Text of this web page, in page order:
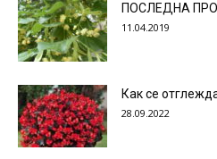
ПОСЛЕДНА
11.04.2019
Как се
28.09.2022